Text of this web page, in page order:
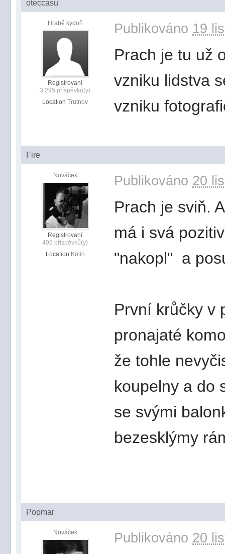
oteccasu
Hrabě kydoň
Registrovaní
3 295 příspěvků(y)
Location Trutnov
Publikováno 19
Prach je tu už
vzniku lidstva
vzniku
Fire
Nováček
Registrovaní
409 příspěvků(y)
Location Kolín
Publikováno 20
Prach je sviň.
má i svá
"nakopl" a
První krůčky v
pronajaté
že tohle
koupelny a do
se svými
bezesklýmy
Popmar
Nováček Publikováno 20